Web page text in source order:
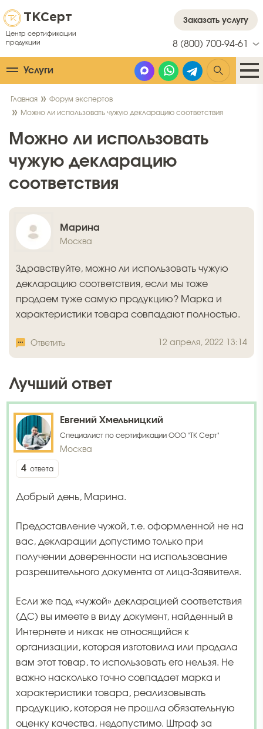
ТКСерт
Центр сертификации
продукции
8 (800) 700-94-61
Заказать услугу
Услуги
Главная
Форум экспертов
Можно ли использовать чужую декларацию соответствия
Можно ли использовать
чужую декларацию
соответствия
Марина
Москва
Здравствуйте, можно ли использовать чужую
декларацию соответствия, если мы тоже
продаем туже самую продукцию? Марка и
характеристики товара совпадают полностью.
12 апреля, 2022 13:14
Ответить
Лучший ответ
Евгений Хмельницкий
Специалист по сертификации ООО "ТК Серт"
Москва
4 ответа
Добрый день, Марина.
Предоставление чужой, т.е. оформленной не на
вас, декларации допустимо только при
получении доверенности на использование
разрешительного документа от лица-Заявителя.
Если же под «чужой» декларацией соответствия
(ДС) вы имеете в виду документ, найденный в
Интернете и никак не относящийся к
организации, которая изготовила или продала
вам этот товар, то использовать его нельзя. Не
важно насколько точно совпадает марка и
характеристики товара, реализовывать
продукцию, которая не прошла обязательную
оценку качества, недопустимо. Штраф за